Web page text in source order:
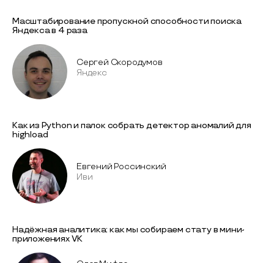
Масштабирование пропускной способности поиска
Яндекса в 4 раза
Сергей Скородумов
Яндекс
Как из Python и палок собрать детектор аномалий для
highload
Евгений Россинский
Иви
Надёжная аналитика: как мы собираем стату в мини-
приложениях VK